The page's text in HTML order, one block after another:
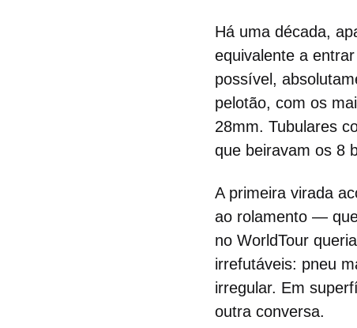
Há uma década,
equivalente a
possível,
pelotão, com os
28mm. Tubulares
que beiravam os 8
A primeira virada
ao rolamento —
no WorldTour
irrefutáveis: pneu
irregular. Em
outra conversa.